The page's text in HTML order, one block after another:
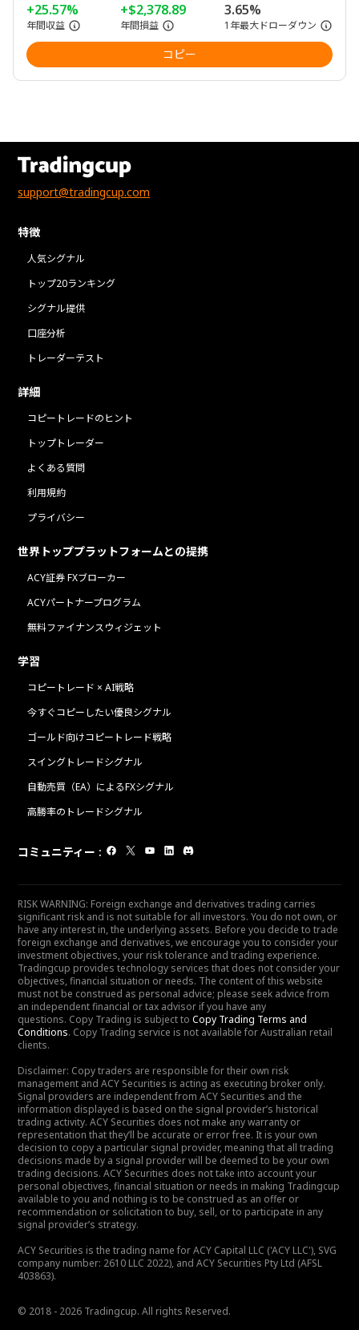
+25.57%
年間収益
+$2,378.89
年間損益
3.65%
1年最大ドローダウン
コピー
support@tradingcup.com
特徴
人気シグナル
トップ20ランキング
シグナル提供
口座分析
トレーダーテスト
詳細
コピートレードのヒント
トップトレーダー
よくある質問
利用規約
プライバシー
世界トッププラットフォームとの提携
ACY証券 FXブローカー
ACYパートナープログラム
無料ファイナンスウィジェット
学習
コピートレード × AI戦略
今すぐコピーしたい優良シグナル
ゴールド向けコピートレード戦略
スイングトレードシグナル
自動売買（EA）によるFXシグナル
高勝率のトレードシグナル
コミュニティー :
RISK WARNING: Foreign exchange and derivatives trading carries
significant risk and is not suitable for all investors. You do not own, or
have any interest in, the underlying assets. Before you decide to trade
foreign exchange and derivatives, we encourage you to consider your
investment objectives, your risk tolerance and trading experience.
Tradingcup provides technology services that does not consider your
objectives, financial situation or needs. The content of this website
must not be construed as personal advice; please seek advice from
an independent financial or tax advisor if you have any
questions. Copy Trading is subject to Copy Trading Terms and
Conditions. Copy Trading service is not available for Australian retail
clients.
Disclaimer: Copy traders are responsible for their own risk
management and ACY Securities is acting as executing broker only.
Signal providers are independent from ACY Securities and the
information displayed is based on the signal provider’s historical
trading activity. ACY Securities does not make any warranty or
representation that they’ll be accurate or error free. It is your own
decision to copy a particular signal provider, meaning that all trading
decisions made by a signal provider will be deemed to be your own
trading decisions. ACY Securities does not take into account your
personal objectives, financial situation or needs in making Tradingcup
available to you and nothing is to be construed as an offer or
recommendation or solicitation to buy, sell, or to participate in any
signal provider’s strategy.
ACY Securities is the trading name for ACY Capital LLC ('ACY LLC'), SVG
company number: 2610 LLC 2022), and ACY Securities Pty Ltd (AFSL
403863).
© 2018 - 2026 Tradingcup. All rights Reserved.